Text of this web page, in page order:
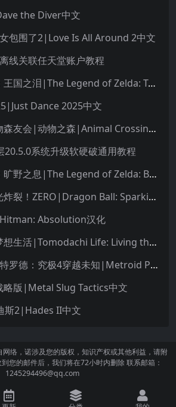
the Diver中文
包围了2|Love Is All Around 2中文
线关联任天堂账户教程
塞尔达传说：王国之泪|The Legend of Zelda: Tears of the Kingdom中文
Dance 2025中文
集合啦！动物森友会|动物之森|Animal Crossing: New Horizons中文
20.5.0系统升级软硬破通用教程
塞尔达传说：旷野之息|The Legend of Zelda: Breath of the Wild中文
七龙珠：电光炸裂！ZERO|Dragon Ball: Sparking! Zero中文
Absolution汉化
朋友收集：梦想生活|Tomodachi Life: Living the Dream中文
银河战士|密特罗德：究极4穿越未知|Metroid Prime 4: Beyond中文
略版|Metal Slug Tactics中文
斯2|Hades II中文
络，诺涉及您的版权，知识产权或其他利益，请附
您的邮件后，我们将在72小时内删除 联系邮箱：
1245294496@qq.com